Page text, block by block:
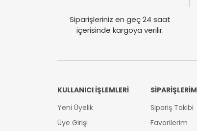
Siparişleriniz en geç 24 saat
içerisinde kargoya verilir.
KULLANICI İŞLEMLERİ
Yeni Üyelik
Üye Girişi
SİPARİŞLERİM
Sipariş Takibi
Favorilerim